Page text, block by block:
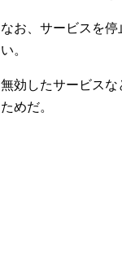
なお、サービスを
い。
無効したサービス
ためだ。